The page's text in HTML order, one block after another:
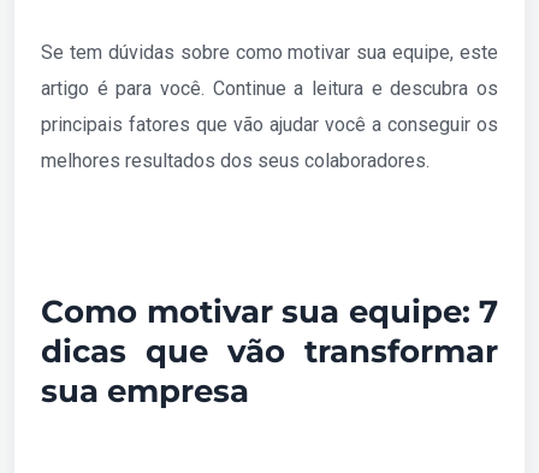
Se tem dúvidas sobre como motivar sua equipe, este
artigo é para você. Continue a leitura e descubra os
principais fatores que vão ajudar você a conseguir os
melhores resultados dos seus colaboradores.
Como motivar sua equipe: 7
dicas que vão transformar
sua empresa